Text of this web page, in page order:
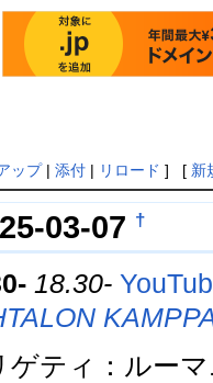
ップ| 添付 | リロード ] [ 新
03-07 †
18.30-
ゲティ：ルー